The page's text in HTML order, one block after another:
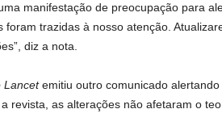
manifestação de preocupação para
foram trazidas à nosso atenção.
diz a nota.
Lancetemitiu outro comunicado
revista, as alterações não afetaram o